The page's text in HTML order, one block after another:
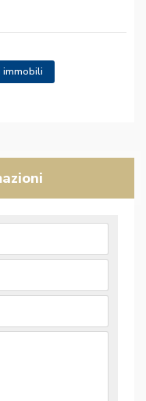
immobili